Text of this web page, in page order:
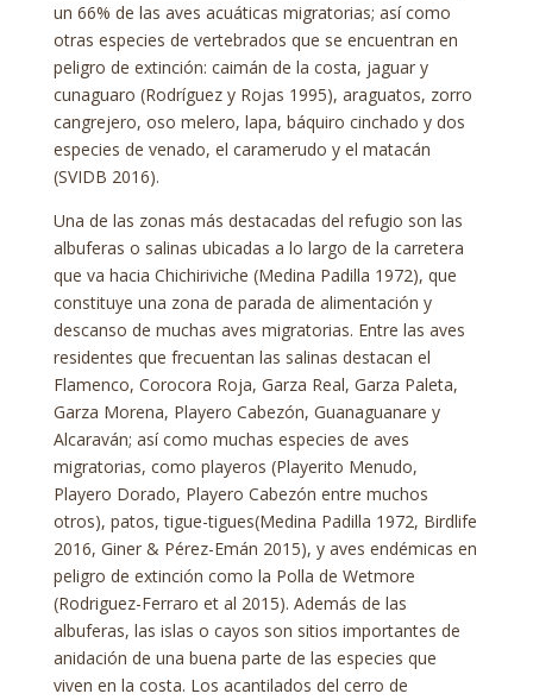
un 66% de las aves acuáticas migratorias; así como
otras especies de vertebrados que se encuentran en
peligro de extinción: caimán de la costa, jaguar y
cunaguaro (Rodríguez y Rojas 1995), araguatos, zorro
cangrejero, oso melero, lapa, báquiro cinchado y dos
especies de venado, el caramerudo y el matacán
(SVIDB 2016).
Una de las zonas más destacadas del refugio son las
albuferas o salinas ubicadas a lo largo de la carretera
que va hacia Chichiriviche (Medina Padilla 1972), que
constituye una zona de parada de alimentación y
descanso de muchas aves migratorias. Entre las aves
residentes que frecuentan las salinas destacan el
Flamenco, Corocora Roja, Garza Real, Garza Paleta,
Garza Morena, Playero Cabezón, Guanaguanare y
Alcaraván; así como muchas especies de aves
migratorias, como playeros (Playerito Menudo,
Playero Dorado, Playero Cabezón entre muchos
otros), patos, tigue-tigues(Medina Padilla 1972, Birdlife
2016, Giner & Pérez-Emán 2015), y aves endémicas en
peligro de extinción como la Polla de Wetmore
(Rodriguez-Ferraro et al 2015). Además de las
albuferas, las islas o cayos son sitios importantes de
anidación de una buena parte de las especies que
viven en la costa. Los acantilados del cerro de